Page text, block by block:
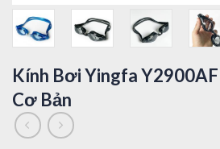
Kính Bơi Yingfa
Cơ Bản